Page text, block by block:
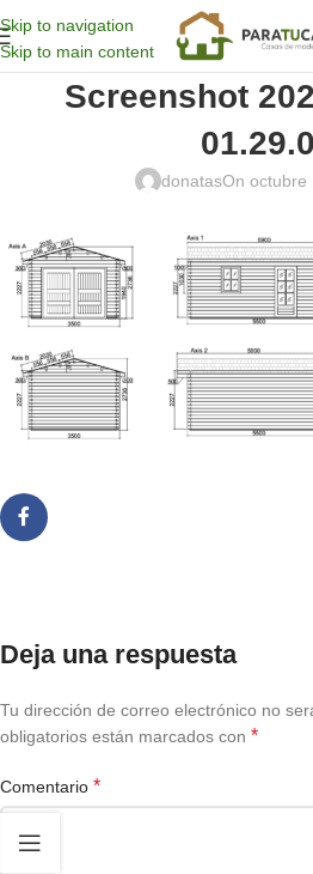
Skip to navigation
Skip to main content
Screenshot
donatasOn octubre
Deja una respuesta
Tu dirección de correo electrónico no
obligatorios están marcados con *
Comentario *